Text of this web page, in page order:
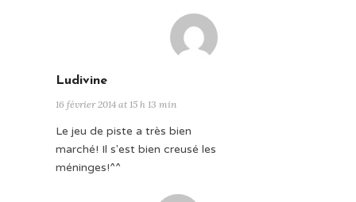
Ludivine
16 février 2014 at 15 h 13 min
Le jeu de piste a très bien
marché! Il s'est bien creusé les
méninges!^^